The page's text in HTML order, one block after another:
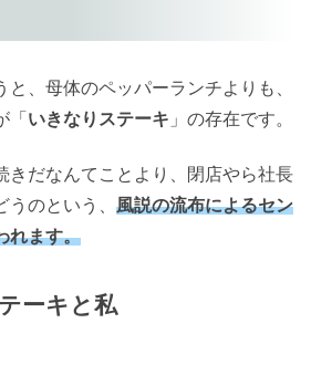
、母体のペッパーランチよりも、
「 いきなりステーキ 」の存在です。
きだなんてことより、閉店やら社長
のという、 風説の流布によるセン
れます。
ーキと私